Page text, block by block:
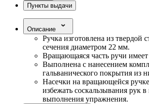
Пункты выдачи
Описание
Ручка изготовлена из твердой
сечения диаметром 22 мм.
Вращающаяся часть ручи
Выполнена с нанесением
гальванического покрытия из
Насечки на вращающейся
избежать соскальзывания рук в
выполнения упражнения.